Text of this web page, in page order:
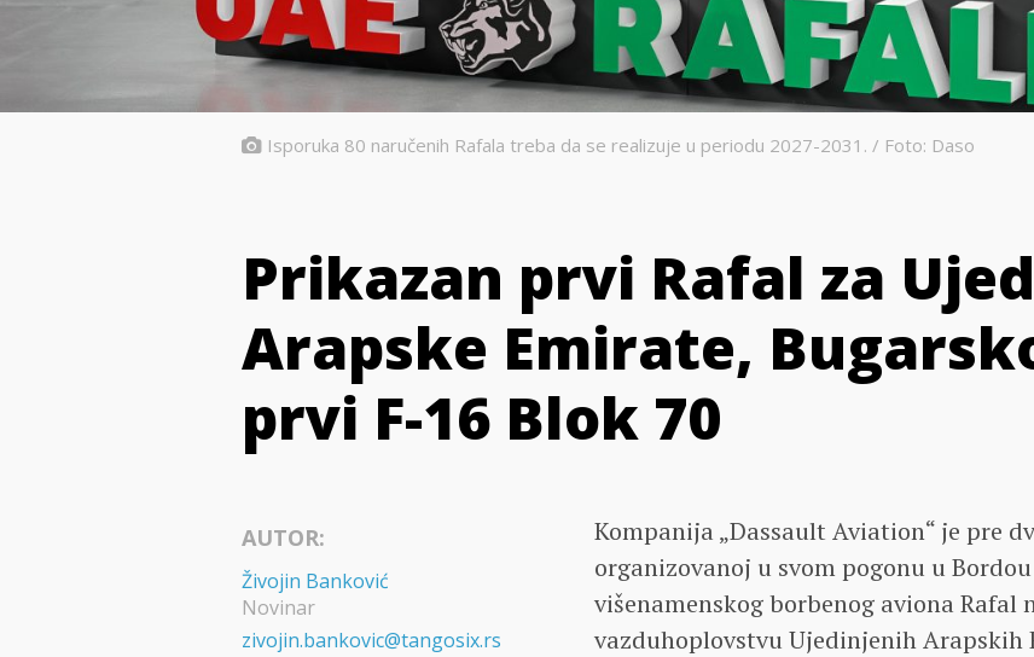
Isporuka 80 naručenih Rafala treba da se realizuje u periodu 2027-2031. / Foto: Daso
Prikazan prvi Rafal za
Arapske Emirate,
prvi F-16 Blok 70
Kompanija „Dassault Aviation“ je pre
organizovanoj u svom pogonu u
višenamenskog borbenog aviona Rafal
vazduhoplovstvu Ujedinjenih Arapskih
AUTOR:
Živojin Banković
Novinar
zivojin.bankovic@tangosix.rs